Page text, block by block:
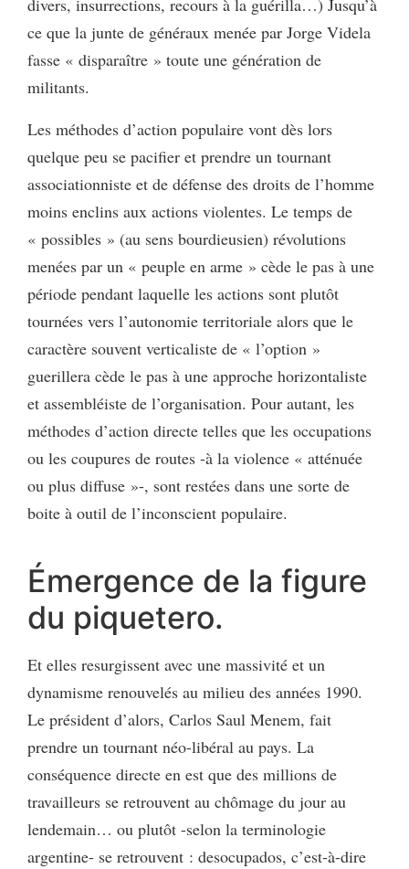
divers, insurrections, recours à la guérilla…) Jusqu’à
ce que la junte de généraux menée par Jorge Videla
fasse « disparaître » toute une génération de
militants.
Les méthodes d’action populaire vont dès lors
quelque peu se pacifier et prendre un tournant
associationniste et de défense des droits de l’homme
moins enclins aux actions violentes. Le temps de
« possibles » (au sens bourdieusien) révolutions
menées par un « peuple en arme » cède le pas à une
période pendant laquelle les actions sont plutôt
tournées vers l’autonomie territoriale alors que le
caractère souvent verticaliste de « l’option »
guerillera cède le pas à une approche horizontaliste
et assembléiste de l’organisation. Pour autant, les
méthodes d’action directe telles que les occupations
ou les coupures de routes -à la violence « atténuée
ou plus diffuse »-, sont restées dans une sorte de
boite à outil de l’inconscient populaire.
Émergence de la figure
du piquetero.
Et elles resurgissent avec une massivité et un
dynamisme renouvelés au milieu des années 1990.
Le président d’alors, Carlos Saul Menem, fait
prendre un tournant néo-libéral au pays. La
conséquence directe en est que des millions de
travailleurs se retrouvent au chômage du jour au
lendemain… ou plutôt -selon la terminologie
argentine- se retrouvent : desocupados, c’est-à-dire